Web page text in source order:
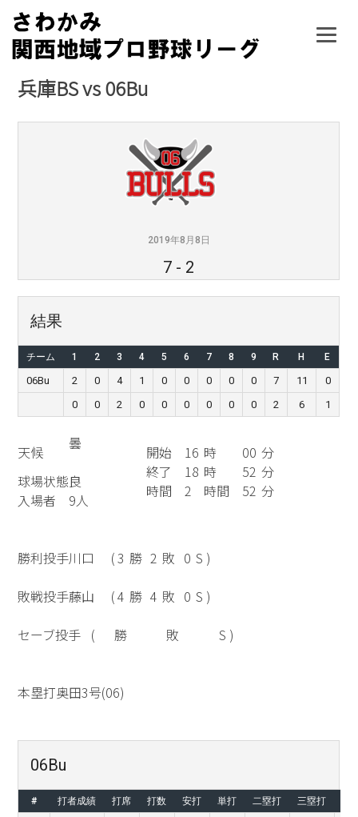
Skip
content
兵庫BS vs 06Bu
2019年8月8日
7 - 2
結果
チーム 1 2 3 4 5 6 7 8 9 R H E
06Bu 2 0 4 1 0 0 0 0 0 7 11
0
0
0 2 0 0 0 0 0 0 2 6 1
天候
曇
球場状態良
入場者
9人
開始 16 時 00 分
終了
18 時 52 分
時間
2 時間 52 分
勝利投手川口 (3 勝 2 敗 0 S )
敗戦投手藤山 (4 勝 4 敗 0 S )
セーブ投手 ( 勝 敗 S )
本塁打奥田3号(06)
06Bu
# 打者成績 打席 打数 安打 単打 二塁打 三塁打